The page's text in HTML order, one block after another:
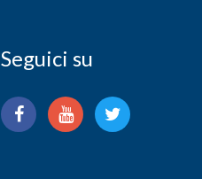
Seguici su